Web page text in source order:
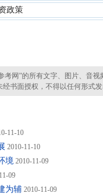
政策
网”的所有文字、图片、音视
书面授权，不得以任何形式
11-10
2010-11-10
境 2010-11-09
09
为辅 2010-11-09